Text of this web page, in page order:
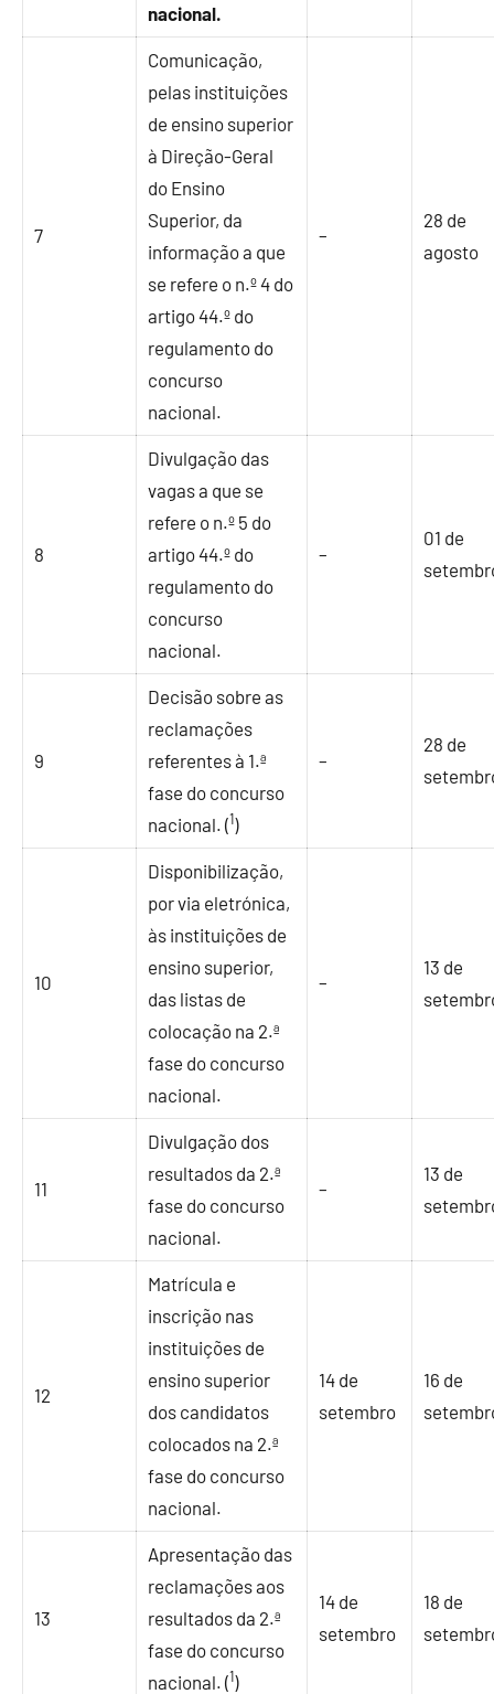
nacional.
7
Comunicação,
pelas instituições
de ensino superior
à Direção-Geral
do Ensino
Superior, da
informação a que
se refere o n.º 4 do
artigo 44.º do
regulamento do
concurso
nacional.
–
28 de
agosto
8
Divulgação das
vagas a que se
refere o n.º 5 do
artigo 44.º do
regulamento do
concurso
nacional.
–
01 de
9
Decisão sobre as
reclamações
referentes à 1.ª
fase do concurso
nacional. (1)
–
28 de
10
Disponibilização,
por via eletrónica,
às instituições de
ensino superior,
das listas de
colocação na 2.ª
fase do concurso
nacional.
–
13 de
11
Divulgação dos
resultados da 2.ª
fase do concurso
nacional.
–
13 de
12
Matrícula e
inscrição nas
instituições de
ensino superior
dos candidatos
colocados na 2.ª
fase do concurso
nacional.
14 de
setembro
16 de
13
Apresentação das
reclamações aos
resultados da 2.ª
fase do concurso
nacional. (1)
14 de
setembro
18 de